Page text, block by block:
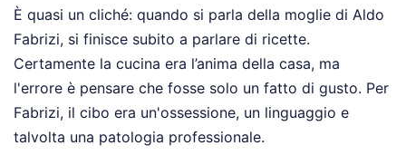
È quasi un cliché: quando si parla della moglie di Aldo
Fabrizi, si finisce subito a parlare di ricette.
Certamente la cucina era l’anima della casa, ma
l'errore è pensare che fosse solo un fatto di gusto. Per
Fabrizi, il cibo era un'ossessione, un linguaggio e
talvolta una patologia professionale.